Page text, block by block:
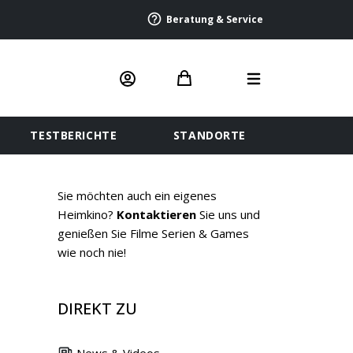
Beratung & Service
TESTBERICHTE STANDORTE
Sie möchten auch ein eigenes
Heimkino? Kontaktieren Sie uns und
genießen Sie Filme Serien & Games
wie noch nie!
DIREKT ZU